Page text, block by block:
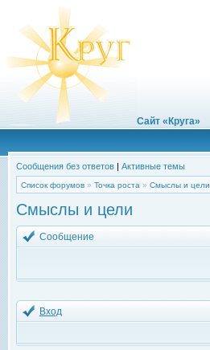
Сайт «Круга»
Сообщения без ответов | Активные темы
Список форумов » Точка роста » Смыслы и цели
Смыслы и цели
Сообщение
Вход